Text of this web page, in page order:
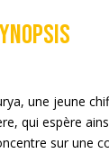
une jeune
qui espère
sur une